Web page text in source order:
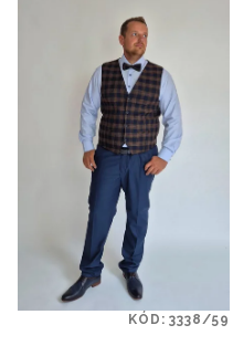
KÓD:3338/59